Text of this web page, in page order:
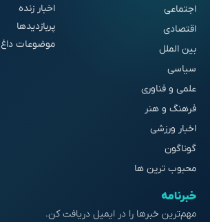
اجتماعی
اقتصادی
بین الملل
سیاسی
علمی و فناوری
فرهنگ و هنر
اخبار ورزشی
گوناگون
محبوب ترین ها
اخبار زنده
پربازدیدها
موضوعات داغ
خبرنامه
مهم‌ترین خبرها را در ایمیل دریافت کن.